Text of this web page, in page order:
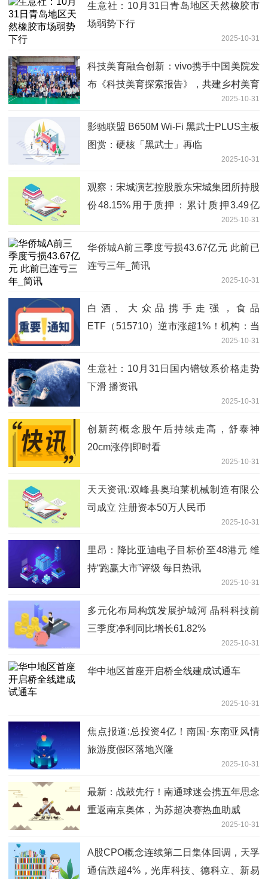
生意社：10月31日青岛地区天然橡胶市
场弱势下行
2025-10-31
科技美育融合创新：vivo携手中国美院发
布《科技美育探索报告》，共建乡村美育
2025-10-31
影驰联盟 B650M Wi-Fi 黑武士PLUS主板
图赏：硬核「黑武士」再临
2025-10-31
观察：宋城演艺控股股东宋城集团所持股
份48.15%用于质押：累计质押3.49亿
2025-10-31
华侨城A前三季度亏损43.67亿元 此前已
连亏三年_简讯
2025-10-31
白酒、大众品携手走强，食品
ETF（515710）逆市涨超1%！机构：当
2025-10-31
生意社：10月31日国内镨钕系价格走势
下滑 播资讯
2025-10-31
创新药概念股午后持续走高，舒泰神
20cm涨停|即时看
2025-10-31
天天资讯:双峰县奥珀莱机械制造有限公
司成立 注册资本50万人民币
2025-10-31
里昂：降比亚迪电子目标价至48港元 维
持“跑赢大市”评级 每日热讯
2025-10-31
多元化布局构筑发展护城河 晶科科技前
三季度净利同比增长61.82%
2025-10-31
华中地区首座开启桥全线建成试通车
2025-10-31
焦点报道:总投资4亿！南国·东南亚风情
旅游度假区落地兴隆
2025-10-31
最新：战鼓先行！南通球迷会携五年思念
重返南京奥体，为苏超决赛热血助威
2025-10-31
A股CPO概念连续第二日集体回调，天孚
通信跌超4%，光库科技、德科立、新易